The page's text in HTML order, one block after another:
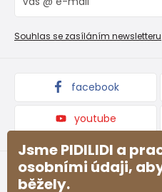
Reklamační řád
Velkoobchod PiDiLiDi
Affiliate program
Kolekce zboží
Souhlas se zasíláním newsletteru
facebook
youtube
Jsme PIDILIDI a
osobními údaji,
běžely.